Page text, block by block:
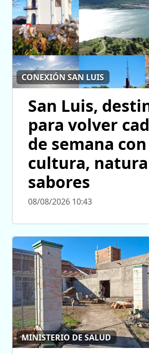
CONEXIÓN SAN LUIS
San Luis,
para volver
de semana con
cultura,
sabores
08/08/2026 10:43
MINISTERIO DE SALUD